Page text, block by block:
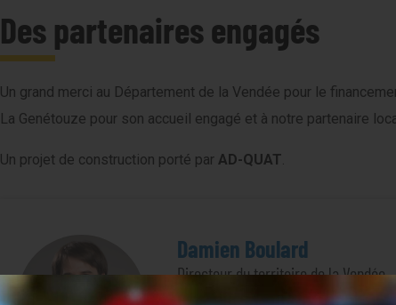
Des partenaires engagés
Un grand merci au Département de la Vendée pour le
La Genétouze pour son accueil engagé et à notre partenaire
Un projet de construction porté par AD-QUAT.
Damien Boulard
Directeur du territoire de la Vendée